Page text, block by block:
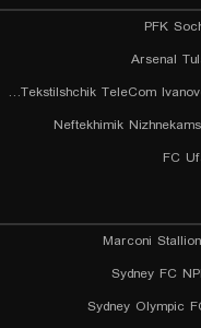
PFK
Arsenal
FK Tekstilshchik TeleCom Ivanovo
Neftekhimik
FC
Marconi
Sydney FC
Sydney Olympic